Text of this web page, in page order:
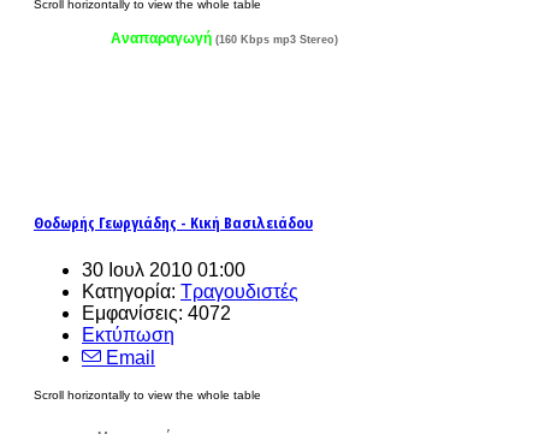
Αναπαραγωγή (160 Kbps mp3 Stereo)
Θοδωρής Γεωργιάδης - Κική Βασιλειάδου
30 Ιουλ 2010 01:00
Κατηγορία: Τραγουδιστές
Εμφανίσεις: 4072
Εκτύπωση
Email